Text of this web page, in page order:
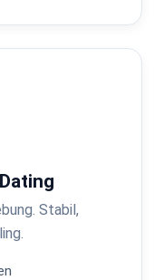
Stabil,